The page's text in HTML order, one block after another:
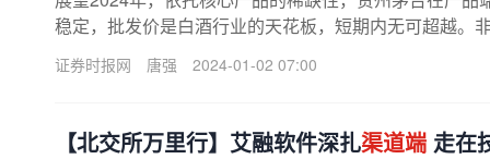
稳定，批发价是白酒行业的天花板，短期内无可超越。
证券时报网 唐强 2024-01-02 07:00
【北交所万里行】艾融软件深扎渠道端 走在